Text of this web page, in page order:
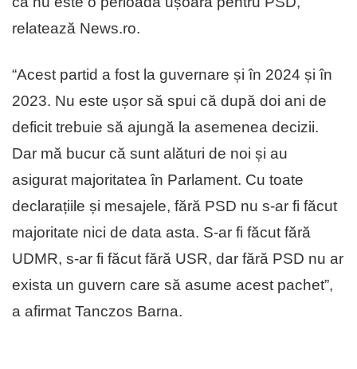
relatează News.ro.
“Acest partid a fost la guvernare și în 2024 și în
2023. Nu este ușor să spui că după doi ani de
deficit trebuie să ajungă la asemenea decizii.
Dar mă bucur că sunt alături de noi și au
asigurat majoritatea în Parlament. Cu toate
declarațiile și mesajele, fără PSD nu s-ar fi făcut
majoritate nici de data asta. S-ar fi făcut fără
UDMR, s-ar fi făcut fără USR, dar fără PSD nu ar
exista un guvern care să asume acest pachet”,
a afirmat Tanczos Barna.